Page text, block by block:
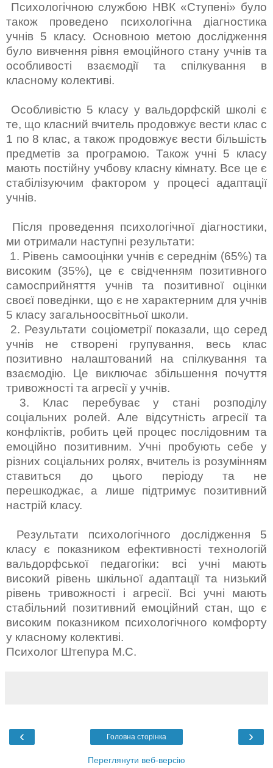
Психологічною службою НВК «Ступені» було
також проведено психологічна діагностика
учнів 5 класу. Основною метою дослідження
було вивчення рівня емоційного стану учнів та
особливості взаємодії та спілкування в
класному колективі.
Особливістю 5 класу у вальдорфскій школі є
те, що класний вчитель продовжує вести клас с
1 по 8 клас, а також продовжує вести більшість
предметів за програмою. Також учні 5 класу
мають постійну учбову класну кімнату. Все це є
стабілізуючим фактором у процесі адаптації
учнів.
Після проведення психологічної діагностики,
ми отримали наступні результати:
1. Рівень самооцінки учнів є середнім (65%) та
високим (35%), це є свідченням позитивного
самосприйняття учнів та позитивної оцінки
своєї поведінки, що є не характерним для учнів
5 класу загальноосвітньої школи.
2. Результати соціометрії показали, що серед
учнів не створені групування, весь клас
позитивно налаштований на спілкування та
взаємодію. Це виключає збільшення почуття
тривожності та агресії у учнів.
3. Клас перебуває у стані розподілу
соціальних ролей. Але відсутність агресії та
конфліктів, робить цей процес послідовним та
емоційно позитивним. Учні пробують себе у
різних соціальних ролях, вчитель із розумінням
ставиться до цього періоду та не
перешкоджає, а лише підтримує позитивний
настрій класу.
Результати психологічного дослідження 5
класу є показником ефективності технологій
вальдорфської педагогіки: всі учні мають
високий рівень шкільної адаптації та низький
рівень тривожності і агресії. Всі учні мають
стабільний позитивний емоційний стан, що є
високим показником психологічного комфорту
у класному колективі.
Психолог Штепура М.С.
‹ ›
Головна сторінка
Переглянути веб-версію